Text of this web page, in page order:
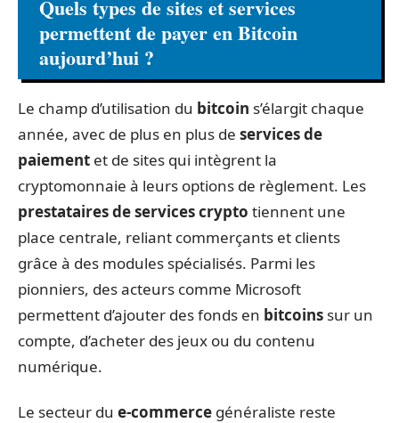
Quels types de sites et services
permettent de payer en Bitcoin
aujourd’hui ?
Le champ d’utilisation du bitcoin s’élargit chaque
année, avec de plus en plus de services de
paiement et de sites qui intègrent la
cryptomonnaie à leurs options de règlement. Les
prestataires de services crypto tiennent une
place centrale, reliant commerçants et clients
grâce à des modules spécialisés. Parmi les
pionniers, des acteurs comme Microsoft
permettent d’ajouter des fonds en bitcoins sur un
compte, d’acheter des jeux ou du contenu
numérique.
Le secteur du e-commerce généraliste reste